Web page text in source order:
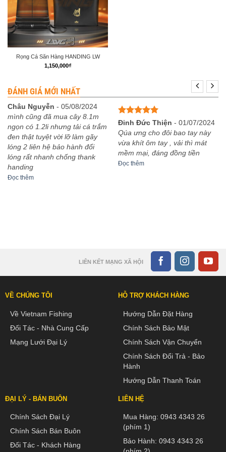
Rọng Cá Săn Hàng HANDING LW
1,150,000₫
ĐÁNH GIÁ MỚI NHẤT
Châu Nguyễn - 05/08/2024
mình cũng đã mua cây 8.1m
ngọn có 1.2li nhưng tải cá trắm
đen thật tuyệt vời lỡ làm gãy
lóng 2 liên hệ bảo hành đổi
lóng rất nhanh chống thank
handing
Đọc thêm
Được xếp
hạng
sao
Đinh Đức Thiện - 01/07/2024
Qúa ưng cho đôi bao tay này
vừa khít ôm tay , vải thì mát
mềm mại, đáng đồng tiền
Đọc thêm
LIÊN KẾT MẠNG XÃ HỘI
VỀ CHÚNG TÔI
Về Vietnam Fishing
Đối Tác - Nhà Cung Cấp
Mạng Lưới Đại Lý
HỖ TRỢ KHÁCH HÀNG
Hướng Dẫn Đặt Hàng
Chính Sách Bảo Mật
Chính Sách Vận Chuyển
Chính Sách Đổi Trả - Bảo
Hành
Hướng Dẫn Thanh Toán
ĐẠI LÝ - BÁN BUÔN
Chính Sách Đại Lý
Chính Sách Bán Buôn
Đối Tác - Khách Hàng
LIÊN HỆ
Mua Hàng: 0943 4343 26
(phím 1)
Bảo Hành: 0943 4343 26